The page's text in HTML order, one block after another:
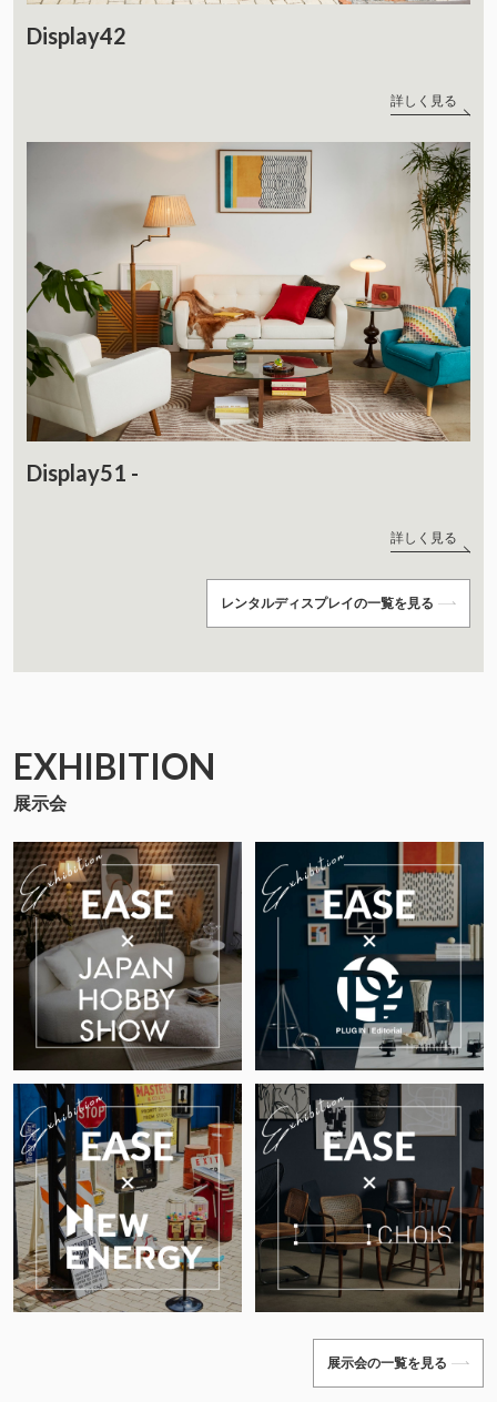
Display42
詳しく見る
Display51 -
詳しく見る
レンタルディスプレイの一覧を見る
EXHIBITION
展示会
展示会の一覧を見る